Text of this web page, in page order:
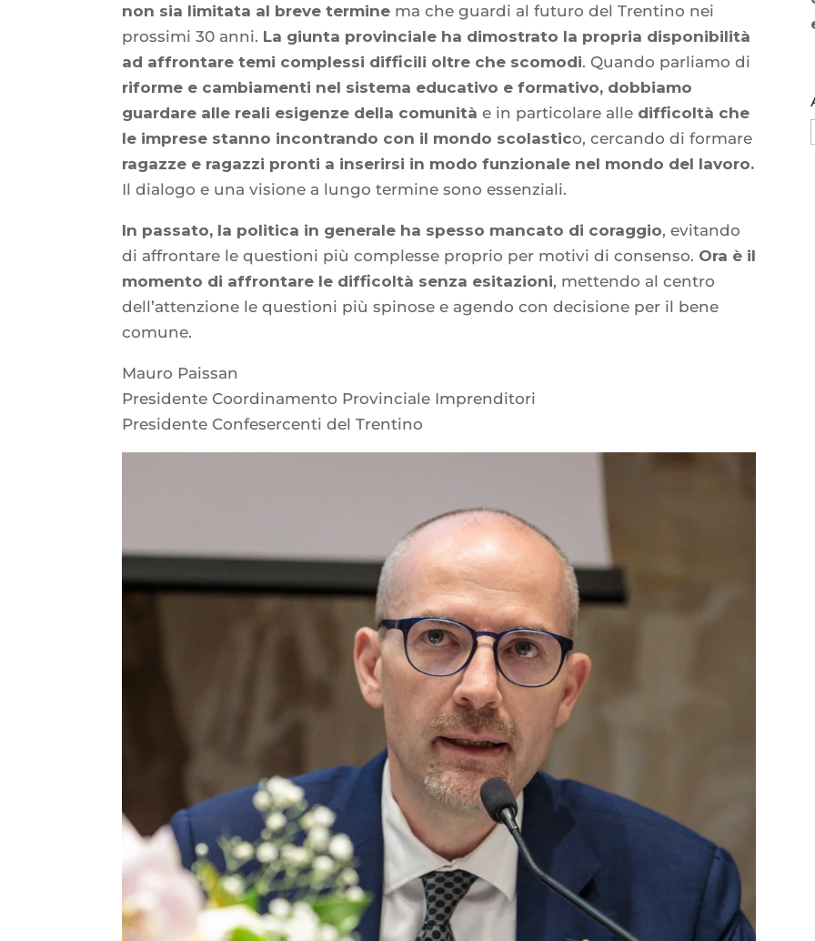
non sia limitata al breve termine ma che guardi al futuro del Trentino nei
prossimi 30 anni. La giunta provinciale ha dimostrato la propria disponibilità
ad affrontare temi complessi difficili oltre che scomodi. Quando parliamo di
riforme e cambiamenti nel sistema educativo e formativo, dobbiamo
guardare alle reali esigenze della comunità e in particolare alle difficoltà che
le imprese stanno incontrando con il mondo scolastico, cercando di formare
ragazze e ragazzi pronti a inserirsi in modo funzionale nel mondo del lavoro.
Il dialogo e una visione a lungo termine sono essenziali.
In passato, la politica in generale ha spesso mancato di coraggio, evitando
di affrontare le questioni più complesse proprio per motivi di consenso. Ora è il
momento di affrontare le difficoltà senza esitazioni, mettendo al centro
dell’attenzione le questioni più spinose e agendo con decisione per il bene
comune.
Mauro Paissan
Presidente Coordinamento Provinciale Imprenditori
Presidente Confesercenti del Trentino